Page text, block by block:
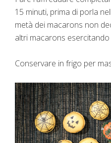
15 minuti, prima di porla
metà dei macarons non
altri macarons
Conservare in frigo per